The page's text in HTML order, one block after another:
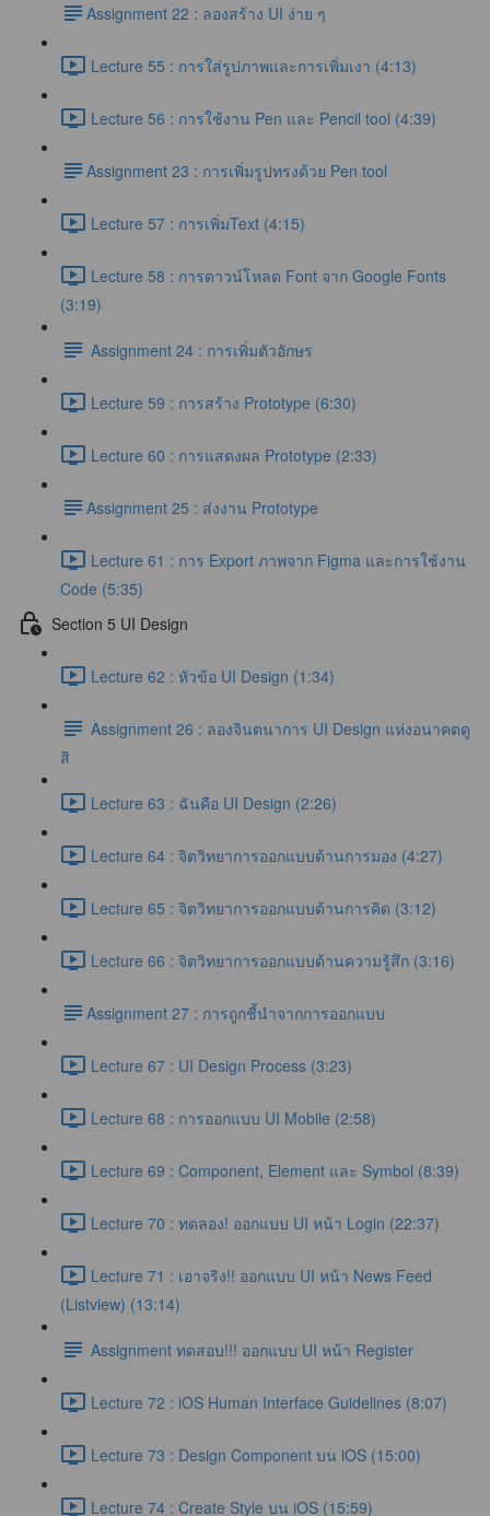
​Assignment 22 : ลองสร้าง UI ง่าย ๆ
Lecture 55 : การใส่รูปภาพและการเพิ่มเงา (4:13)
Lecture 56 : การใช้งาน Pen และ Pencil tool (4:39)
​Assignment 23 : การเพิ่มรูปทรงด้วย Pen tool
Lecture 57 : การเพิ่มText (4:15)
Lecture 58 : การดาวน์โหลด Font จาก Google Fonts
(3:19)
Assignment 24 : การเพิ่มตัวอักษร
Lecture 59 : การสร้าง Prototype (6:30)
Lecture 60 : การแสดงผล Prototype (2:33)
​Assignment 25 : ส่งงาน Prototype
Lecture 61 : การ Export ภาพจาก Figma และการใช้งาน
Code (5:35)
Section 5 UI Design
Lecture 62 : หัวข้อ UI Design (1:34)
Assignment 26 : ลองจินตนาการ UI Design แห่งอนาคตดู
สิ
Lecture 63 : ฉันคือ UI Design (2:26)
Lecture 64 : จิตวิทยาการออกแบบด้านการมอง (4:27)
Lecture 65 : จิตวิทยาการออกแบบด้านการคิด (3:12)
Lecture 66 : จิตวิทยาการออกแบบด้านความรู้สึก (3:16)
​Assignment 27 : การถูกชี้นำจากการออกแบบ
Lecture 67 : UI Design Process (3:23)
Lecture 68 : การออกแบบ UI Mobile (2:58)
Lecture 69 : Component, Element และ Symbol (8:39)
Lecture 70 : ทดลอง! ออกแบบ UI หน้า Login (22:37)
Lecture 71 : เอาจริง!! ออกแบบ UI หน้า News Feed
(Listview) (13:14)
Assignment ทดสอบ!!! ออกแบบ UI หน้า Register
Lecture 72 : iOS Human Interface Guidelines (8:07)
Lecture 73 : Design Component บน iOS (15:00)
Lecture 74 : Create Style บน iOS (15:59)